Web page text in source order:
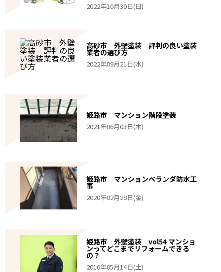
2022年10月30日(日)
高砂市 外壁塗装 評判の良い塗装
業者の選び方
2022年09月21日(水)
姫路市 マンション階段塗装
2021年06月03日(木)
姫路市 マンションベランダ防水工
事
2020年02月28日(金)
姫路市 外壁塗装 vol54 マンショ
ンってどこまでリフォームできる
の？
2016年05月14日(土)